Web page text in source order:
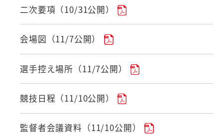
二次要項（10/31公開）
会場図（11/7公開）
選手控え場所（11/7公開）
競技日程（11/10公開）
監督者会議資料（11/10公開）